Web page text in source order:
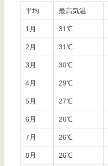
平均 最高気温
1月 31℃
2月 31℃
3月 30℃
4月 29℃
5月 27℃
6月 26℃
7月 26℃
8月 26℃